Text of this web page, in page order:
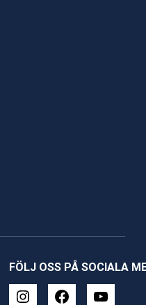
FÖLJ OSS PÅ SOCIALA